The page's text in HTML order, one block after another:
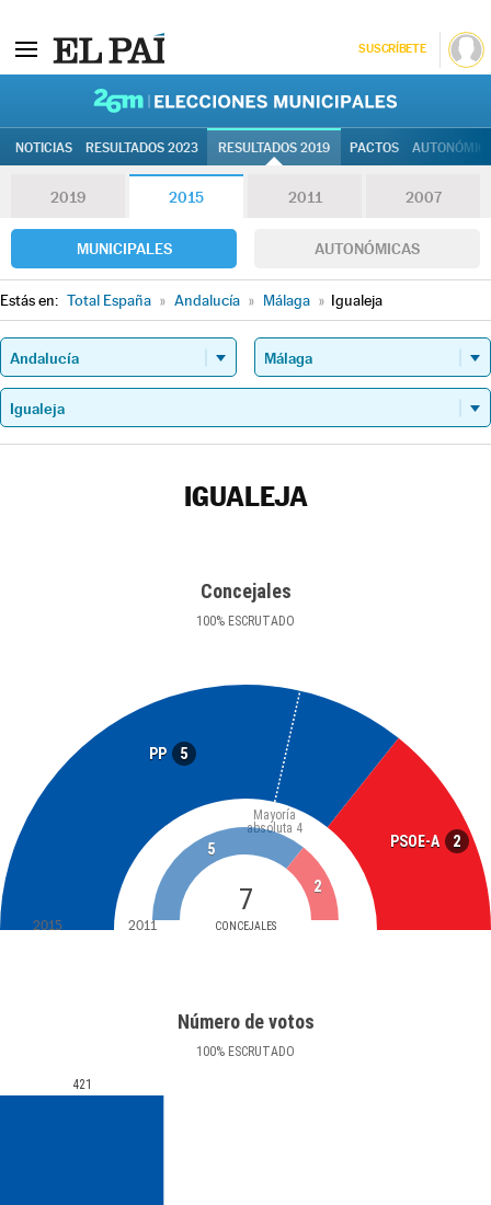
SUSCRÍBETE
NOTICIAS RESULTADOS 2023 RESULTADOS 2019 PACTOS
2019 2015 2011 2007
MUNICIPALES AUTONÓMICAS
Estás en: Total España » Andalucía » Málaga » Igualeja
IGUALEJA
Concejales
100% ESCRUTADO
PP 5
PSOE-A 2
7
CONCEJALES
Mayoría
absoluta 4
5
2
2015 2011
Número de votos
100% ESCRUTADO
421